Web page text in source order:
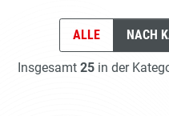
ALLE NACH
Insgesamt 25 in der